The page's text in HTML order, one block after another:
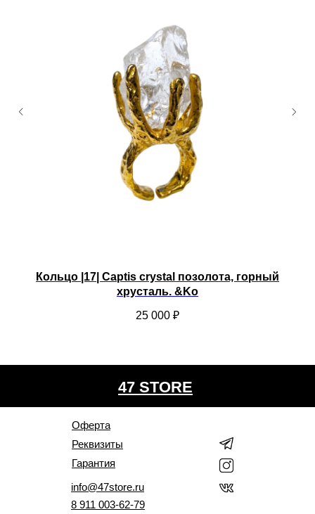
Кольцо |17| Captis crystal позолота, горный
хрусталь. &Ko
25 000 ₽
info@47store.ru
Оферта
Реквизиты
Гарантия
47 STORE
8 911 003-62-79